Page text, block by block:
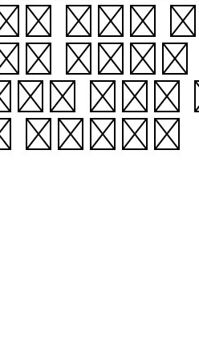
럼 기리도
에 해당하
한 도덕적
산물이다.